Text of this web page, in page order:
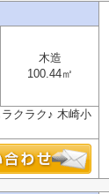
木造
100.44㎡
クラク♪ 木崎小